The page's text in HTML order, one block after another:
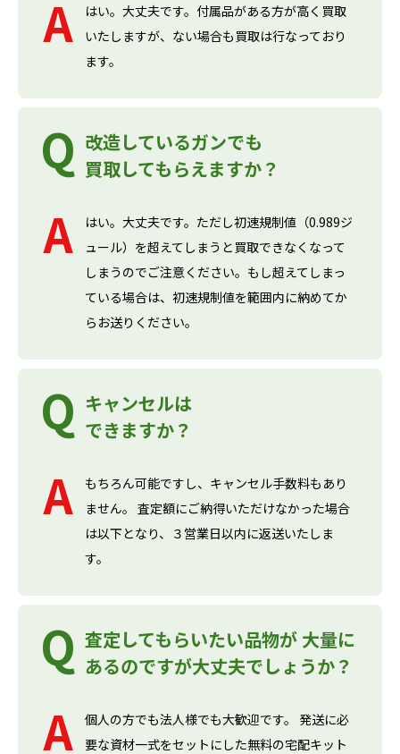
はい。大丈夫です。付属品がある方が高く買取
いたしますが、ない場合も買取は行なっており
ます。
改造しているガンでも
買取してもらえますか？
はい。大丈夫です。ただし初速規制値（0.989ジ
ュール）を超えてしまうと買取できなくなって
しまうのでご注意ください。もし超えてしまっ
ている場合は、初速規制値を範囲内に納めてか
らお送りください。
キャンセルは
できますか？
もちろん可能ですし、キャンセル手数料もあり
ません。 査定額にご納得いただけなかった場合
は以下となり、３営業日以内に返送いたしま
す。
査定してもらいたい品物が 大量に
あるのですが大丈夫でしょうか？
個人の方でも法人様でも大歓迎です。 発送に必
要な資材一式をセットにした無料の宅配キット